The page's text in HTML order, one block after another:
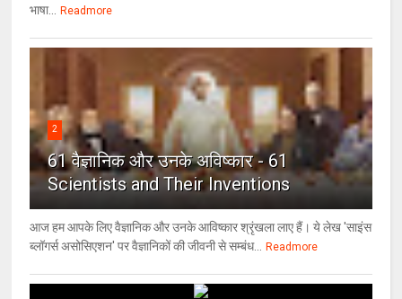
भाषा...
Readmore
2
61 वैज्ञानिक और उनके अविष्कार - 61
Scientists and Their Inventions
आज हम आपके लिए वैज्ञानिक और उनके आविष्कार श्रृंखला लाए हैं। ये लेख 'साइंस
ब्लॉगर्स असोसिएशन' पर वैज्ञा‍निकों की जीवनी से सम्बंध...
Readmore